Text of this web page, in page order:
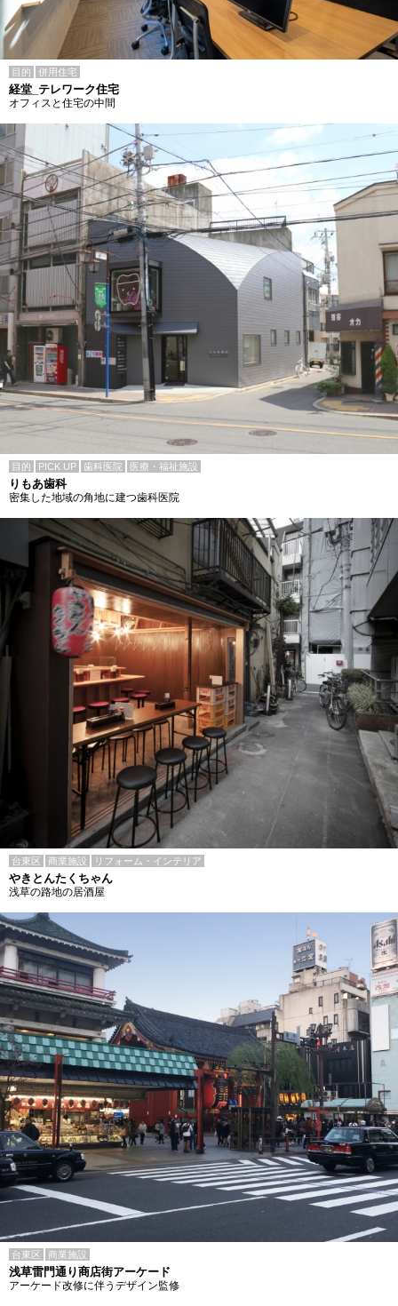
目的 併用住宅
経堂_テレワーク住宅
オフィスと住宅の中間
目的 PICK UP 歯科医院 医療・福祉施設
りもあ歯科
密集した地域の角地に建つ歯科医院
台東区 商業施設 リフォーム・インテリア
やきとんたくちゃん
浅草の路地の居酒屋
台東区 商業施設
浅草雷門通り商店街アーケード
アーケード改修に伴うデザイン監修